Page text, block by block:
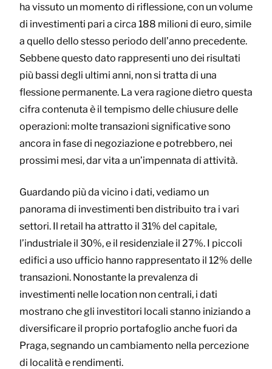
ha vissuto un momento di riflessione, con un volume
di investimenti pari a circa 188 milioni di euro, simile
a quello dello stesso periodo dell’anno precedente.
Sebbene questo dato rappresenti uno dei risultati
più bassi degli ultimi anni, non si tratta di una
flessione permanente. La vera ragione dietro questa
cifra contenuta è il tempismo delle chiusure delle
operazioni: molte transazioni significative sono
ancora in fase di negoziazione e potrebbero, nei
prossimi mesi, dar vita a un’impennata di attività.
Guardando più da vicino i dati, vediamo un
panorama di investimenti ben distribuito tra i vari
settori. Il retail ha attratto il 31% del capitale,
l’industriale il 30%, e il residenziale il 27%. I piccoli
edifici a uso ufficio hanno rappresentato il 12% delle
transazioni. Nonostante la prevalenza di
investimenti nelle location non centrali, i dati
mostrano che gli investitori locali stanno iniziando a
diversificare il proprio portafoglio anche fuori da
Praga, segnando un cambiamento nella percezione
di località e rendimenti.